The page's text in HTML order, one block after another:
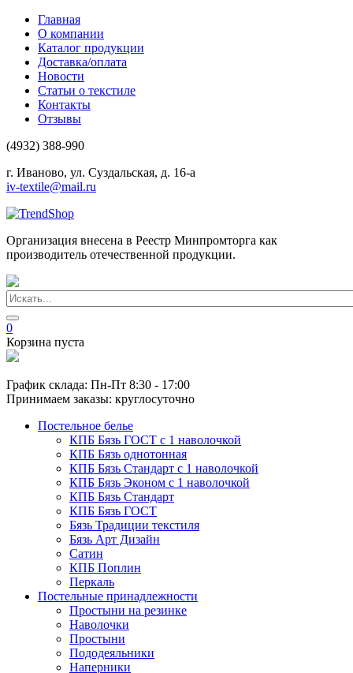
Главная
О компании
Каталог продукции
Доставка/оплата
Новости
Статьи о текстиле
Контакты
Отзывы
(4932) 388-990
г. Иваново, ул. Суздальская, д. 16-а
iv-textile@mail.ru
Организация внесена в Реестр Минпромторга как
производитель отечественной продукции.
0
Корзина пуста
График склада: Пн-Пт 8:30 - 17:00
Принимаем заказы: круглосуточно
Постельное белье
КПБ Бязь ГОСТ c 1 наволочкой
КПБ Бязь однотонная
КПБ Бязь Стандарт c 1 наволочкой
КПБ Бязь Эконом с 1 наволочкой
КПБ Бязь Стандарт
КПБ Бязь ГОСТ
Бязь Традиции текстиля
Бязь Арт Дизайн
Сатин
КПБ Поплин
Перкаль
Постельные принадлежности
Простыни на резинке
Наволочки
Простыни
Пододеяльники
Наперники